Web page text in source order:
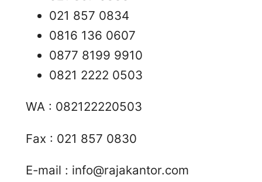
021 857 0834
0816 136 0607
0877 8199 9910
0821 2222 0503
WA : 082122220503
Fax : 021 857 0830
E-mail : info@rajakantor.com